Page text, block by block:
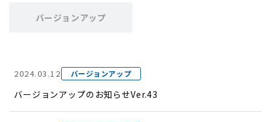
バージョンアップ
2024.03.12 バージョンアップ
バージョンアップのお知らせVer.43